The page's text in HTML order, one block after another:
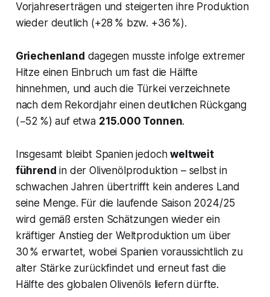
Vorjahreserträgen und steigerten ihre Produktion
wieder deutlich (+28 % bzw. +36 %)​.
Griechenland dagegen musste infolge extremer
Hitze einen Einbruch um fast die Hälfte
hinnehmen, und auch die Türkei verzeichnete
nach dem Rekordjahr einen deutlichen Rückgang
(−52 %) auf etwa 215.000 Tonnen.
Insgesamt bleibt Spanien jedochweltweit
führend in der Olivenölproduktion – selbst in
schwachen Jahren übertrifft kein anderes Land
seine Menge. Für die laufende Saison 2024/25
wird gemäß ersten Schätzungen wieder ein
kräftiger Anstieg der Weltproduktion um über
30 % erwartet​, wobei Spanien voraussichtlich zu
alter Stärke zurückfindet und erneut fast die
Hälfte des globalen Olivenöls liefern dürfte.